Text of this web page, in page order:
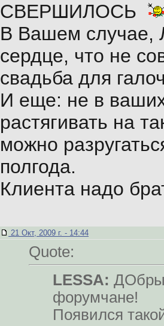
СВЕРШИЛОСЬ
В Вашем случае,
сердце, что не
свадьба для
И еще: не в
растягивать на
можно
полгода.
Клиента надо
21 Окт, 2009 г. - 14:44
Quote:
LESSA:
форумчане!
Появился